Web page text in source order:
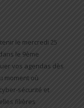
le mercredi 25
le 9ème
vos agendas dès
moment où
sécurité et
filières